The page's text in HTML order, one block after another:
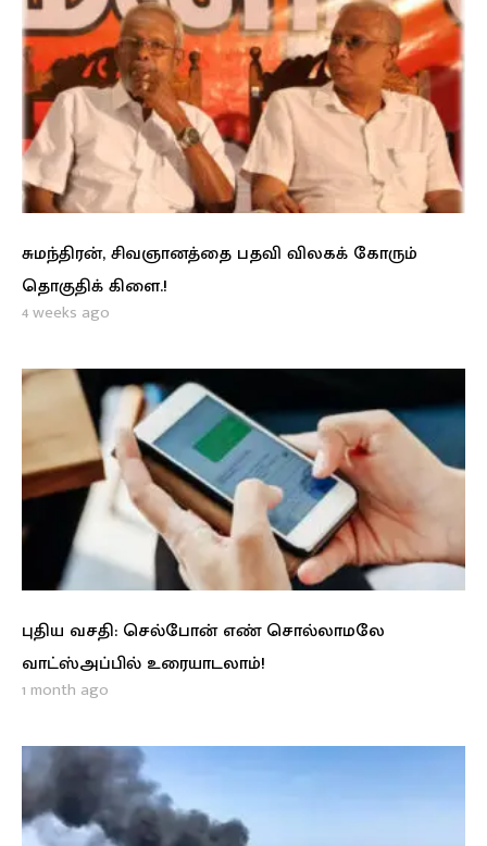
சுமந்திரன், சிவஞானத்தை பதவி விலகக் கோரும்
தொகுதிக் கிளை.!
4 weeks ago
புதிய வசதி: செல்போன் எண் சொல்லாமலே
வாட்ஸ்அப்பில் உரையாடலாம்!
1 month ago